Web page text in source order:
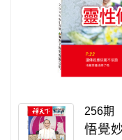
256期
悟覺